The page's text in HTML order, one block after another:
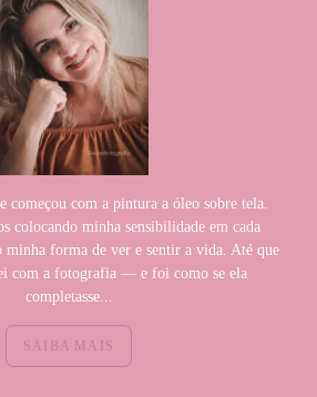
começou com a pintura a óleo sobre tela.
colocando minha sensibilidade em cada
minha forma de ver e sentir a vida. Até que
com a fotografia — e foi como se ela
completasse...
SAIBA MAIS